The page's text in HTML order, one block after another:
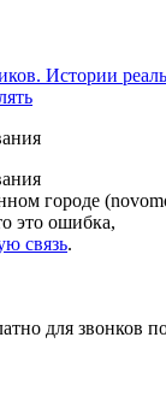
Истории
городе
это ошибка,
связь.
для звонков